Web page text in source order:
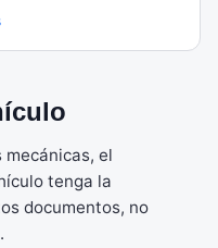
el
tenga la
documentos, no